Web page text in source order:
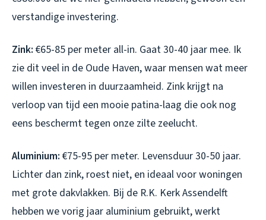
verstandige investering.
Zink: €65-85 per meter all-in. Gaat 30-40 jaar mee. Ik
zie dit veel in de Oude Haven, waar mensen wat meer
willen investeren in duurzaamheid. Zink krijgt na
verloop van tijd een mooie patina-laag die ook nog
eens beschermt tegen onze zilte zeelucht.
Aluminium: €75-95 per meter. Levensduur 30-50 jaar.
Lichter dan zink, roest niet, en ideaal voor woningen
met grote dakvlakken. Bij de R.K. Kerk Assendelft
hebben we vorig jaar aluminium gebruikt, werkt